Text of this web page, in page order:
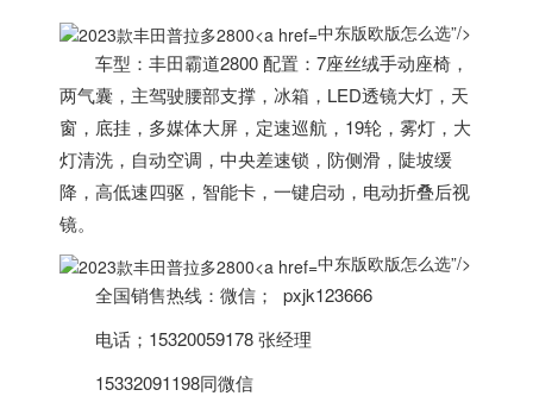
中东版欧版怎么选”/>
车型：丰田霸道2800 配置：7座丝绒手动座椅，
两气囊，主驾驶腰部支撑，冰箱，LED透镜大灯，天
窗，底挂，多媒体大屏，定速巡航，19轮，雾灯，大
灯清洗，自动空调，中央差速锁，防侧滑，陡坡缓
降，高低速四驱，智能卡，一键启动，电动折叠后视
镜。
中东版欧版怎么选”/>
全国销售热线：微信； pxjk123666
电话；15320059178 张经理
15332091198同微信